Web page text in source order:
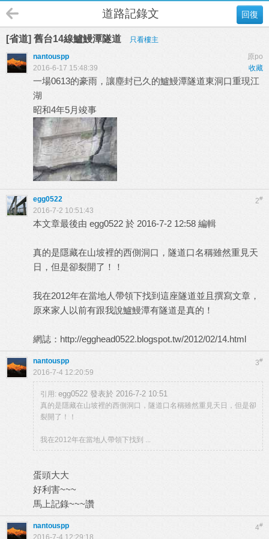
回復
道路記錄文
[省道] 舊台14線鱸鰻潭隧道
只看樓主
原po
nantouspp
收藏
2016-6-17 15:48:39
一場0613的豪雨，讓塵封已久的鱸鰻潭隧道東洞口重現江
湖
昭和4年5月竣事
2#
egg0522
2016-7-2 10:51:43
本文章最後由 egg0522 於 2016-7-2 12:58 編輯
真的是隱藏在山坡裡的西側洞口，隧道口名稱雖然重見天
日，但是卻裂開了！！
我在2012年在當地人帶領下找到這座隧道並且撰寫文章，
原來家人以前有跟我說鱸鰻潭有隧道是真的！
網誌： http://egghead0522.blogspot.tw/2012/02/14.html
3#
nantouspp
2016-7-4 12:20:59
引用: egg0522 發表於 2016-7-2 10:51
真的是隱藏在山坡裡的西側洞口，隧道口名稱雖然重見天日，但是卻
裂開了！！
我在2012年在當地人帶領下找到 ...
蛋頭大大
好利害~~~
馬上記錄~~~讚
4#
nantouspp
2016-7-4 12:29:18